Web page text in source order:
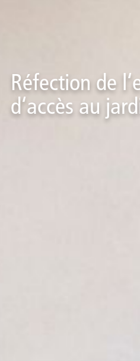
Réfection de
d‘accès au